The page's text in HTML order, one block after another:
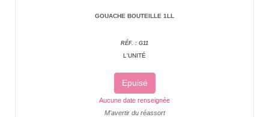
GOUACHE BOUTEILLE 1LL
RÉF. : G11
L'UNITÉ
Epuisé
Aucune date renseignée
M'avertir du réassort